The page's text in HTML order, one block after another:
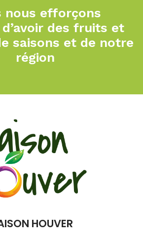
nous efforçons
d’avoir des fruits et
saisons et de notre
région
HOUVER